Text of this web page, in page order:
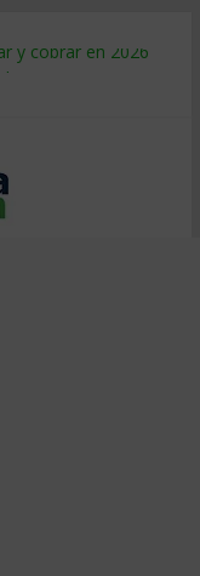
y cobrar en 2026
tan caro
a tiempo
qué hacer
y venderle